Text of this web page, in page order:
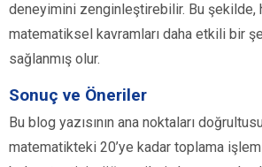
deneyimini zenginleştirebilir. Bu şekilde,
matematiksel kavramları daha etkili bir
sağlanmış olur.
Sonuç ve Öneriler
Bu blog yazısının ana noktaları
matematikteki 20’ye kadar toplama